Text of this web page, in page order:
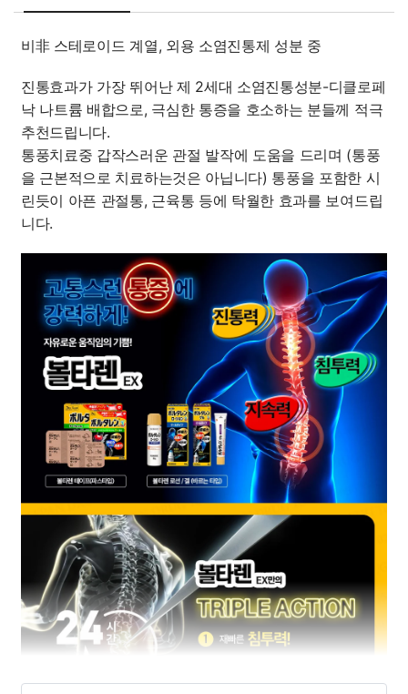
비非 스테로이드 계열, 외용 소염진통제 성분 중
진통효과가 가장 뛰어난 제 2세대 소염진통성분-디클로페
낙 나트륨 배합으로, 극심한 통증을 호소하는 분들께 적극
추천드립니다.
통풍치료중 갑작스러운 관절 발작에 도움을 드리며 (통풍
을 근본적으로 치료하는것은 아닙니다) 통풍을 포함한 시
린듯이 아픈 관절통, 근육통 등에 탁월한 효과를 보여드립
니다.